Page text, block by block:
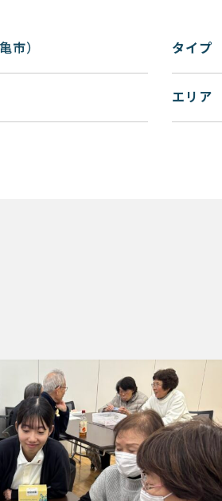
市） タイプ
エリア